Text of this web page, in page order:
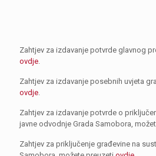
Zahtjev za izdavanje potvrde glavnog
ovdje.
Zahtjev za izdavanje posebnih uvjeta
ovdje.
Zahtjev za izdavanje potvrde o
javne odvodnje Grada Samobora,
Zahtjev za priključenje građevine na